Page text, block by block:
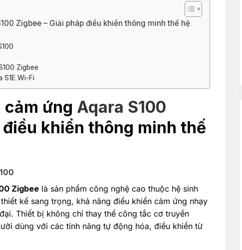
Zigbee – Giải pháp điều khiển thông minh thế hệ
Zigbee
S1E Wi-Fi
cảm ứng Aqara S100
khiển thông minh thế
Zigbeelà sản phẩm công nghệ cao thuộc hệ sinh
kế sang trọng, khả năng điều khiển cảm ứng nhạy
Thiết bị không chỉ thay thế công tắc cơ truyền
dùng với các tính năng tự động hóa, điều khiển từ